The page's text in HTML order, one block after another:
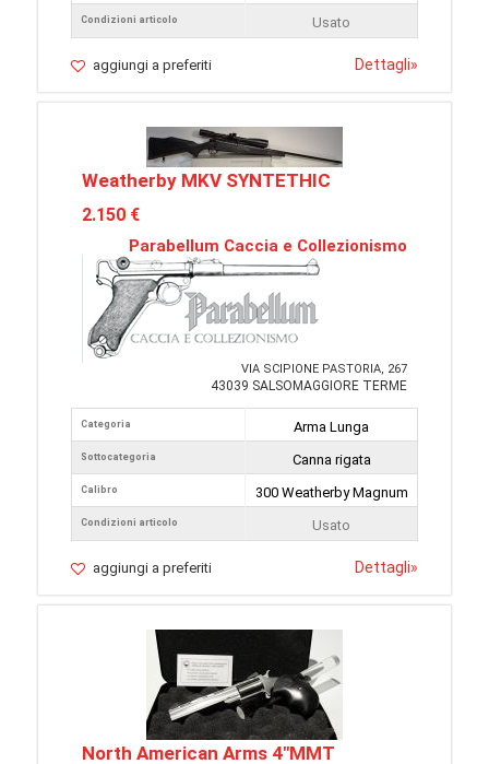
Condizioni articolo
Usato
aggiungi a preferiti Dettagli»
Weatherby MKV SYNTETHIC
2.150 €
Parabellum Caccia e Collezionismo
VIA SCIPIONE PASTORIA, 267
43039 SALSOMAGGIORE TERME
Categoria
Sottocategoria
Calibro
Condizioni articolo
Arma Lunga
Canna rigata
300 Weatherby Magnum
Usato
aggiungi a preferiti Dettagli»
North American Arms 4"MMT